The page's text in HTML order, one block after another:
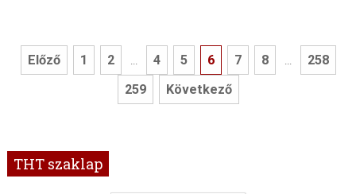
Előző 1 2 ... 4 5 6 7 8 ...
258
259
Következő
THT szaklap